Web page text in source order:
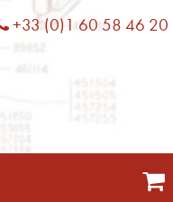
Phone
+33 (0)1 60 58 46 20